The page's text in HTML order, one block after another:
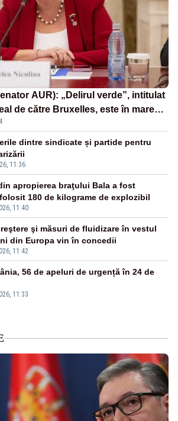
AUR): „Delirul verde”, intitulat
de către Bruxelles, este în mare
prezumtiva apocalipsă energetică”
11:36
dintre sindicate și partide pentru
11:40
apropierea braţului Bala a fost
180 de kilograme de explozibil
11:42
şi măsuri de fluidizare în vestul
din Europa vin în concedii
11:33
56 de apeluri de urgență în 24 de